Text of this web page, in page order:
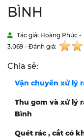
BÌNH
Tác giả: Hoàng Phúc -
3.069 - Đánh giá:
Chia sẻ:
Vận chuyển xử lý
Thu gom và xử lý
Bình
Quét rác , cắt cỏ